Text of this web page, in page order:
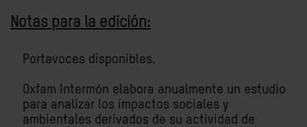
Notas para la edición:
Portavoces disponibles.
Oxfam Intermón elabora anualmente un estudio
para analizar los impactos sociales y
ambientales derivados de su actividad de